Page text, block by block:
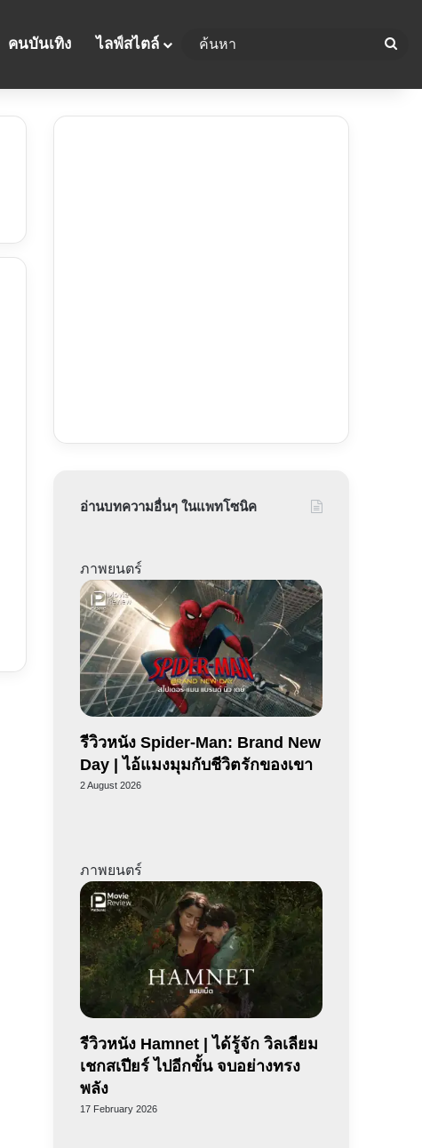
คนบันเทิง ไลฟ์สไตล์
อ่านบทความอื่นๆ ในแพทโซนิค
ภาพยนตร์
รีวิวหนัง Spider-Man: Brand New
Day | ไอ้แมงมุมกับชีวิตรักของเขา
2 August 2026
ภาพยนตร์
รีวิวหนัง Hamnet | ได้รู้จัก วิลเลียม
เชกสเปียร์ ไปอีกขั้น จบอย่างทรง
พลัง
17 February 2026